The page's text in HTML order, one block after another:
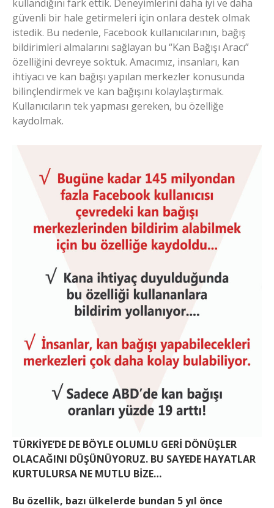
kullandığını fark ettik. Deneyimlerini daha iyi ve daha
güvenli bir hale getirmeleri için onlara destek olmak
istedik. Bu nedenle, Facebook kullanıcılarının, bağış
bildirimleri almalarını sağlayan bu “Kan Bağışı Aracı”
özelliğini devreye soktuk. Amacımız, insanları, kan
ihtiyacı ve kan bağışı yapılan merkezler konusunda
bilinçlendirmek ve kan bağışını kolaylaştırmak.
Kullanıcıların tek yapması gereken, bu özelliğe
kaydolmak.
TÜRKİYE’DE DE BÖYLE OLUMLU GERİ DÖNÜŞLER
OLACAĞINI DÜŞÜNÜYORUZ. BU SAYEDE HAYATLAR
KURTULURSA NE MUTLU BİZE…
Bu özellik, bazı ülkelerde bundan 5 yıl önce